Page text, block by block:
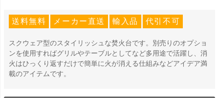
送料無料 メーカー直送 輸入品 代引不可
スクウェア型のスタイリッシュな焚火台です。別売りのオプショ
ンを使用すればグリルやテーブルとしてなど多用途で活躍し、消
火はひっくり返すだけで簡単に火が消える仕組みなどアイデア満
載のアイテムです。